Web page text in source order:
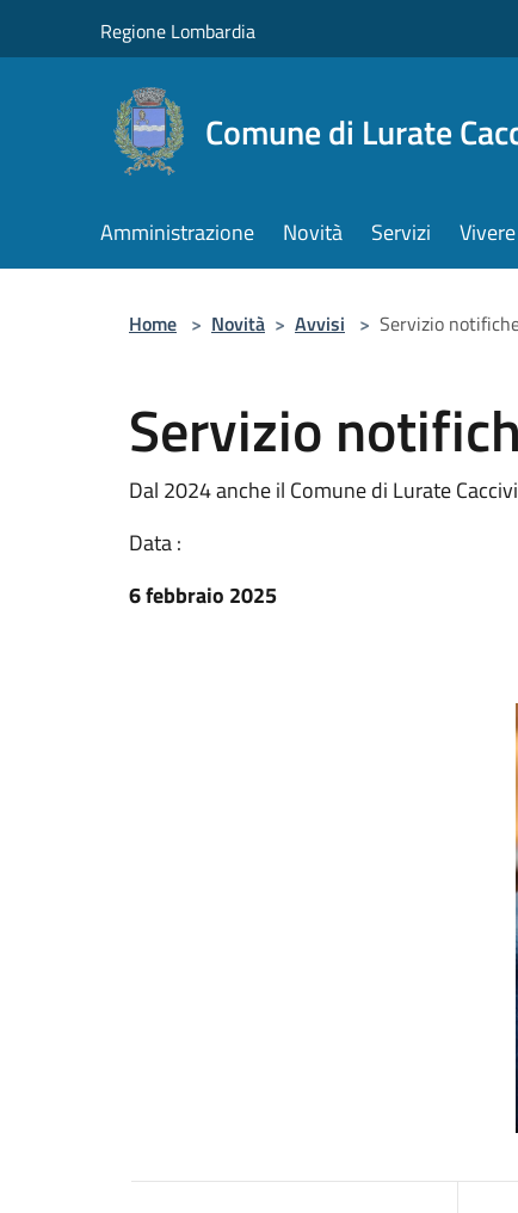
Regione Lombardia
Comune di Lurate
Amministrazione Novità Servizi
Home > Novità > Avvisi > Servizio
Servizio
Dal 2024 anche il Comune di Lurate
Data :
6 febbraio 2025